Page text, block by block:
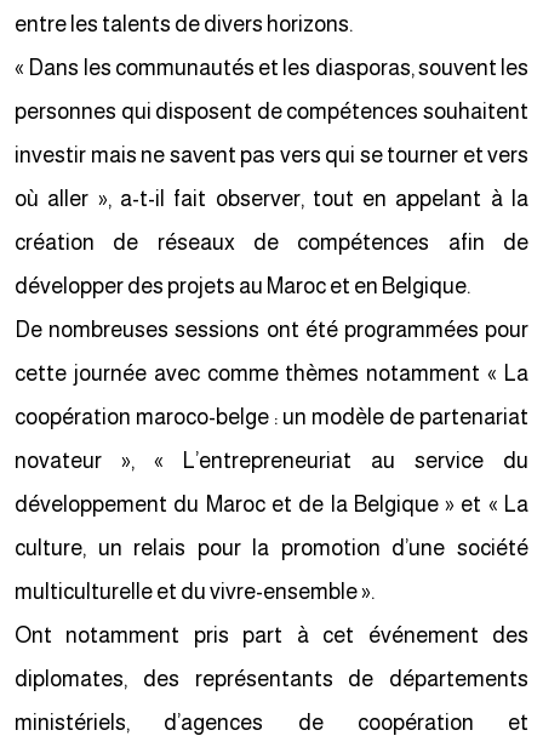
entre les talents de divers horizons.
« Dans les communautés et les diasporas, souvent les
personnes qui disposent de compétences souhaitent
investir mais ne savent pas vers qui se tourner et vers
où aller », a-t-il fait observer, tout en appelant à la
création de réseaux de compétences afin de
développer des projets au Maroc et en Belgique.
De nombreuses sessions ont été programmées pour
cette journée avec comme thèmes notamment « La
coopération maroco-belge : un modèle de partenariat
novateur », « L’entrepreneuriat au service du
développement du Maroc et de la Belgique » et « La
culture, un relais pour la promotion d’une société
multiculturelle et du vivre-ensemble ».
Ont notamment pris part à cet événement des
diplomates, des représentants de départements
ministériels, d’agences de coopération et